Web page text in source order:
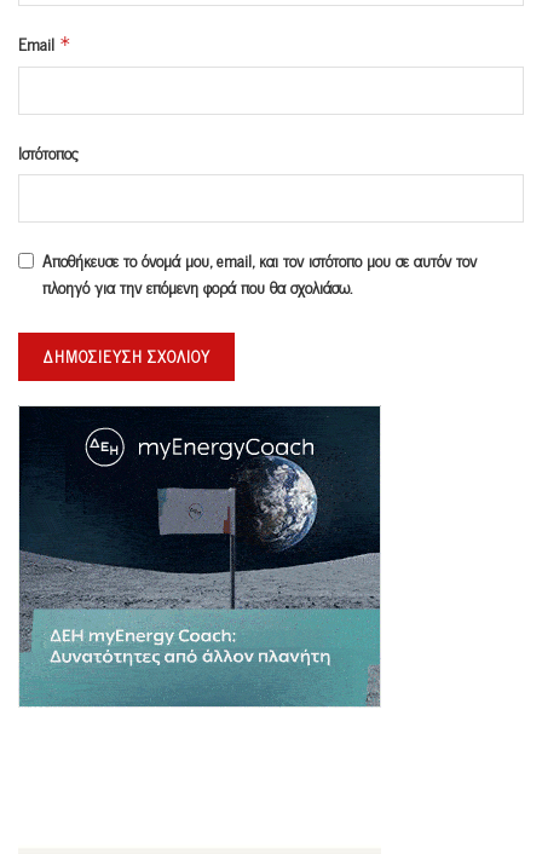
Email *
Ιστότοπος
Αποθήκευσε το όνομά μου, email, και τον ιστότοπο μου σε αυτόν τον
πλοηγό για την επόμενη φορά που θα σχολιάσω.